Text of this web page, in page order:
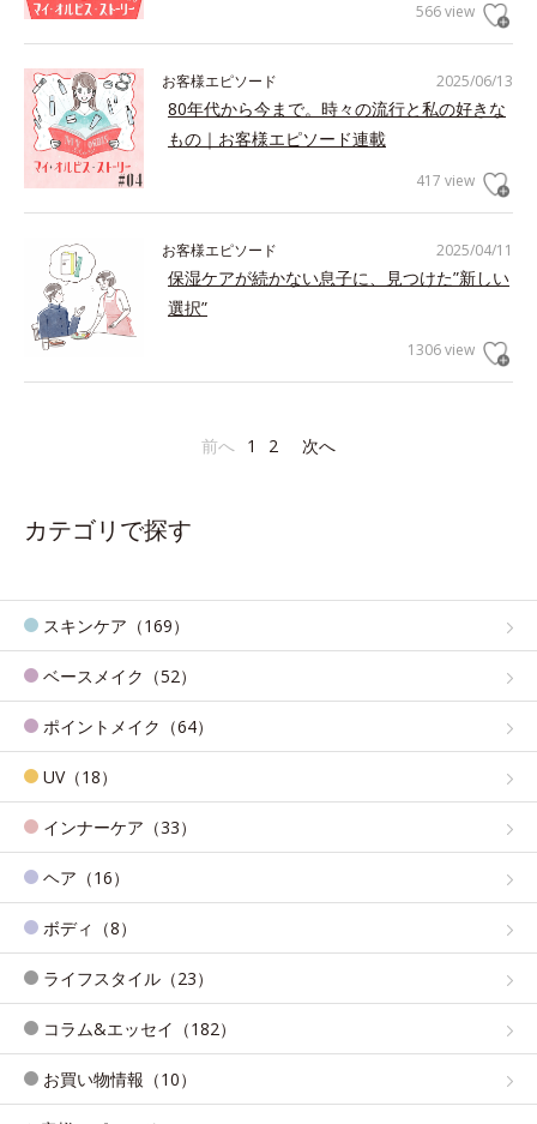
566 view
2025/06/13
お客様エピソード
80年代から今まで。時々の流行と私の好きな
もの｜お客様エピソード連載
417 view
2025/04/11
お客様エピソード
保湿ケアが続かない息子に、見つけた”新しい
選択”
1306 view
前へ 1 2 次へ
カテゴリで探す
スキンケア（169）
ベースメイク（52）
ポイントメイク（64）
UV（18）
インナーケア（33）
ヘア（16）
ボディ（8）
ライフスタイル（23）
コラム&エッセイ（182）
お買い物情報（10）